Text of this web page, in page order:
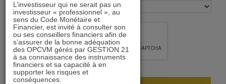
L’investisseur qui ne serait pas un
investisseur « professionnel », au
sens du Code Monétaire et
Financier, est invité à consulter son
ou ses conseillers financiers afin de
s’assurer de la bonne adéquation
des OPCVM gérés par GESTION 21
à sa connaissance des instruments
financiers et sa capacité à en
supporter les risques et
conséquences.